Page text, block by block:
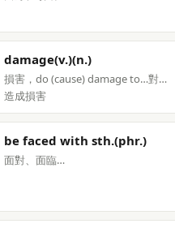
damage(v.)(n.)
損害，do (cause) damage to…對…
造成損害
be faced with sth.(phr.)
面對、面臨…